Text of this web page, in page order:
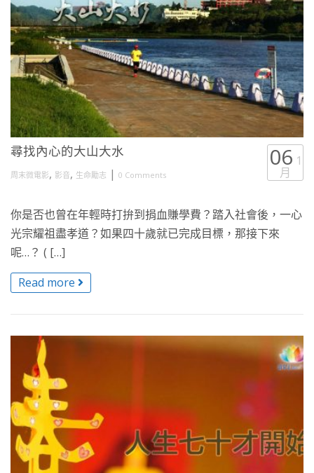
尋找內心的大山大水
周末微電影, 影音, 生命勵志 | 0 Comments
06 1
月
你是否也曾在年輕時打拚到捐血賺學費？踏入社會後，一心
光宗耀祖盡孝道？如果四十歲就已完成目標，那接下來
呢…？ ( […]
Read more